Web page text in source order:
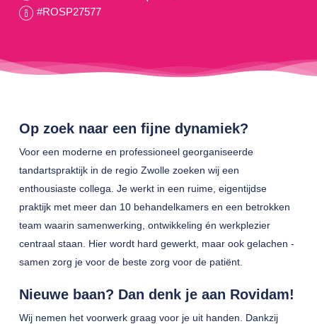
#ROSP27577
Op zoek naar een fijne dynamiek?
Voor een moderne en professioneel georganiseerde
tandartspraktijk in de regio Zwolle zoeken wij een
enthousiaste collega. Je werkt in een ruime, eigentijdse
praktijk met meer dan 10 behandelkamers en een betrokken
team waarin samenwerking, ontwikkeling én werkplezier
centraal staan. Hier wordt hard gewerkt, maar ook gelachen -
samen zorg je voor de beste zorg voor de patiënt.
Nieuwe baan? Dan denk je aan Rovidam!
Wij nemen het voorwerk graag voor je uit handen. Dankzij